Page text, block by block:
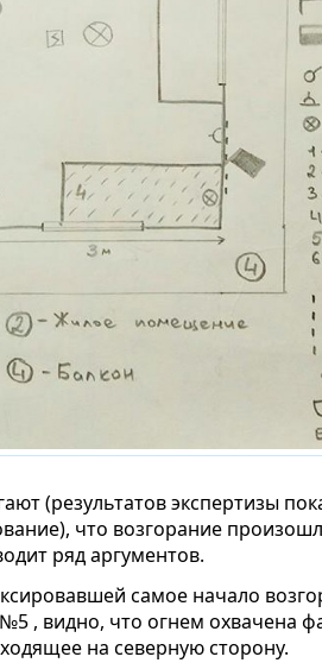
(результатов экспертизы
что возгорание
ряд аргументов.
самое начало
, видно, что огнем охвачена
на северную сторону.